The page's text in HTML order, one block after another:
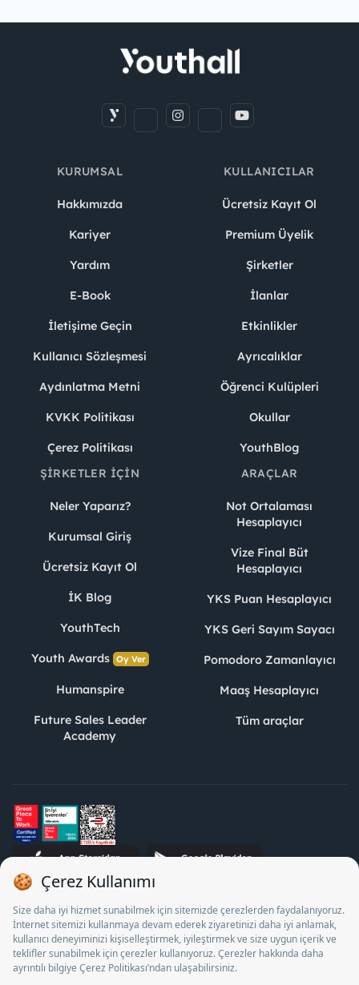
KURUMSAL
Hakkımızda
Kariyer
Yardım
E-Book
İletişime Geçin
Kullanıcı Sözleşmesi
Aydınlatma Metni
KVKK Politikası
Çerez Politikası
KULLANICILAR
Ücretsiz Kayıt Ol
Premium Üyelik
Şirketler
İlanlar
Etkinlikler
Ayrıcalıklar
Öğrenci Kulüpleri
Okullar
YouthBlog
ŞIRKETLER İÇIN
Neler Yaparız?
Kurumsal Giriş
Ücretsiz Kayıt Ol
İK Blog
YouthTech
Youth Awards Oy Ver
Humanspire
Future Sales Leader
Academy
ARAÇLAR
Not Ortalaması
Hesaplayıcı
Vize Final Büt
Hesaplayıcı
YKS Puan Hesaplayıcı
YKS Geri Sayım Sayacı
Pomodoro Zamanlayıcı
Maaş Hesaplayıcı
Tüm araçlar
STJ İnsan Kaynakları Bilişim ve Danışmanlık A.Ş. Özel İstihdam
Bürosu Olarak 13/05/2025 - 12/05/2028 tarihleri arasında
faaliyette bulunmak üzere, Türkiye İş Kurumu tarafından
18/04/2025 tarih ve 18095710 sayılı karar uyarınca 1078 nolu